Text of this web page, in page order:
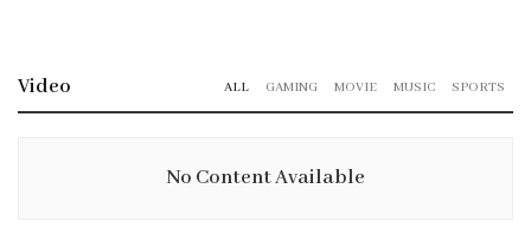
Video ALL GAMING MOVIE MUSIC SPORTS
No Content Available